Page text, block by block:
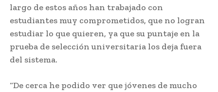
largo de estos años han trabajado con
estudiantes muy comprometidos, que no logran
estudiar lo que quieren, ya que su puntaje en la
prueba de selección universitaria los deja fuera
del sistema.
“De cerca he podido ver que jóvenes de mucho